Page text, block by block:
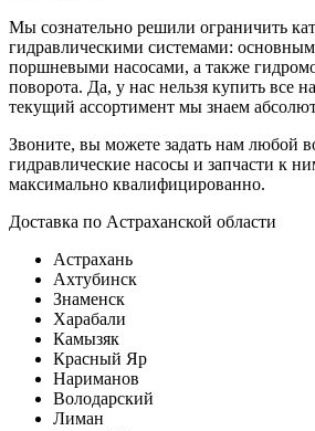
Мы сознательно решили ограничить
гидравлическими системами:
поршневыми насосами, а также
поворота. Да, у нас нельзя купить все
текущий ассортимент мы знаем
Звоните, вы можете задать нам любой
гидравлические насосы и запчасти к
максимально квалифицированно.
Доставка по Астраханской области
Астрахань
Ахтубинск
Знаменск
Харабали
Камызяк
Красный Яр
Нариманов
Володарский
Лиман